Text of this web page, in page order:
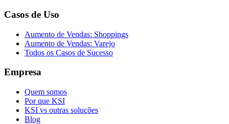
Casos de Uso
Aumento de Vendas: Shoppings
Aumento de Vendas: Varejo
Todos os Casos de Sucesso
Empresa
Quem somos
Por que KSI
KSI vs outras soluções
Blog